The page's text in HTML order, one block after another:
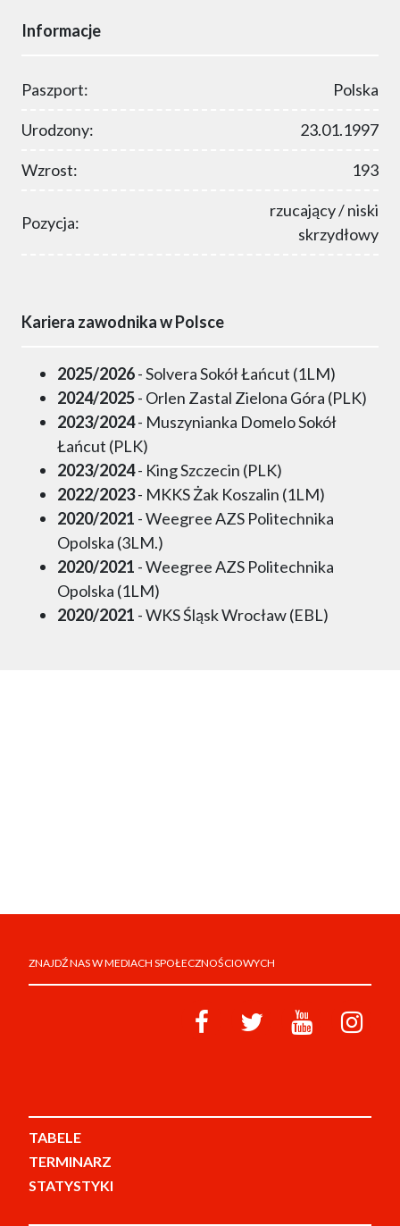
Informacje
Paszport: Polska
Urodzony: 23.01.1997
Wzrost: 193
Pozycja:
rzucający / niski
skrzydłowy
Kariera zawodnika w Polsce
2025/2026- Solvera Sokół Łańcut (1LM)
2024/2025- Orlen Zastal Zielona Góra (PLK)
2023/2024- Muszynianka Domelo Sokół
Łańcut (PLK)
2023/2024- King Szczecin (PLK)
2022/2023- MKKS Żak Koszalin (1LM)
2020/2021 - Weegree AZS Politechnika
Opolska (3LM.)
2020/2021 - Weegree AZS Politechnika
Opolska (1LM)
2020/2021 - WKS Śląsk Wrocław (EBL)
ZNAJDŹ NAS W MEDIACH SPOŁECZNOŚCIOWYCH
TABELE
TERMINARZ
STATYSTYKI